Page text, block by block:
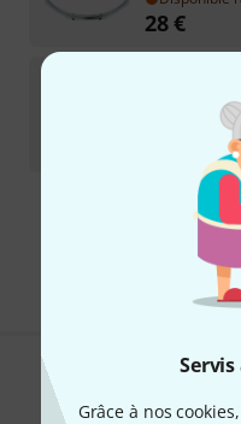
Grâce à nos
28€
Disponible
Envoi
Les prix sont